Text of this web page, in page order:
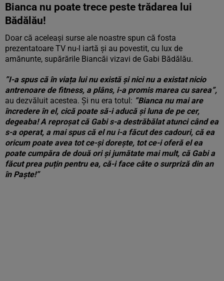
Bianca nu poate trece peste trădarea lui
Bădălău!
Doar că aceleași surse ale noastre spun că fosta
prezentatoare TV nu-l iartă și au povestit, cu lux de
amănunte, supărările Biancăi vizavi de Gabi Bădălău.
”I-a spus că în viața lui nu există și nici nu a existat nicio
antrenoare de fitness, a plâns, i-a promis marea cu sarea”,
au dezvăluit acestea. Și nu era totul: ”Bianca nu mai are
încredere în el, cică poate să-i aducă și luna de pe cer,
degeaba! A reproșat că Gabi s-a destrăbălat atunci când ea
s-a operat, a mai spus că el nu i-a făcut des cadouri, că ea
oricum poate avea tot ce-și dorește, tot ce-i oferă el ea
poate cumpăra de două ori și jumătate mai mult, că Gabi a
făcut prea puțin pentru ea, că-i face câte o surpriză din an
în Paște!”